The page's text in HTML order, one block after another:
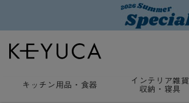
キッチン用品 ・ 食器
インテリア雑貨
収納・寝具